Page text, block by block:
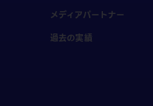
メディアパートナー
過去の実績